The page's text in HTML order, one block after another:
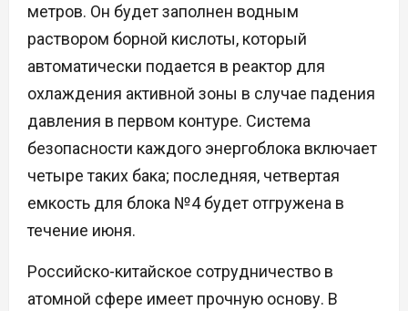
метров. Он будет заполнен водным
раствором борной кислоты, который
автоматически подается в реактор для
охлаждения активной зоны в случае падения
давления в первом контуре. Система
безопасности каждого энергоблока включает
четыре таких бака; последняя, четвертая
емкость для блока №4 будет отгружена в
течение июня.
Российско-китайское сотрудничество в
атомной сфере имеет прочную основу. В